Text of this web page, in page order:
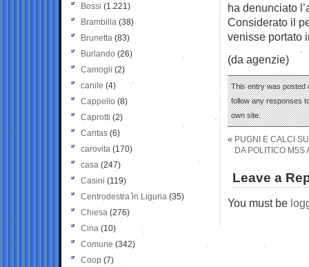
ha denunciato
Considerato il
venisse portato
(da agenzie)
This entry was posted
follow any responses
own site.
« PUGNI E CALCI
DA POLITICO M5S
Leave a
You must be
Bossi (1.221)
Brambilla (38)
Brunetta (83)
Burlando (26)
Camogli (2)
canile (4)
Cappello (8)
Caprotti (2)
Caritas (6)
carovita (170)
casa (247)
Casini (119)
Centrodestra in Liguria (35)
Chiesa (276)
Cina (10)
Comune (342)
Coop (7)